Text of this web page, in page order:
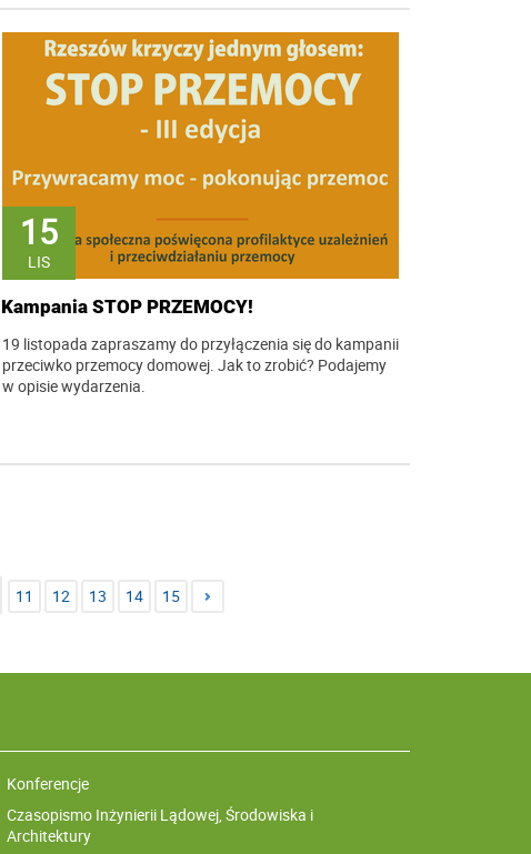
15
LIS
Kampania STOP PRZEMOCY!
19 listopada zapraszamy do przyłączenia się do kampanii
przeciwko przemocy domowej. Jak to zrobić? Podajemy
w opisie wydarzenia.
11 12 13 14 15
Konferencje
Czasopismo Inżynierii Lądowej, Środowiska i
Architektury